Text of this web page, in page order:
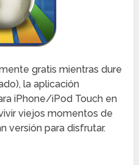
gratis mientras dure
la aplicación
iPhone/iPod Touch en
viejos momentos de
versión para disfrutar.